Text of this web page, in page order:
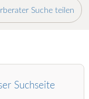
Suche teilen
Suchseite